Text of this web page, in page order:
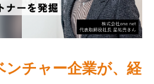
ンチャー企業が、経